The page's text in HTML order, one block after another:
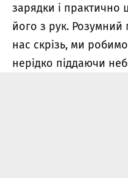
зарядки і практично
його з рук. Розумний
нас скрізь, ми
нерідко піддаючи